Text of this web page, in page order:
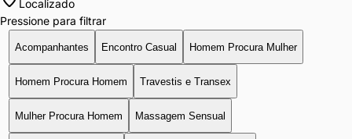
Localizado
Pressione para filtrar
Acompanhantes Encontro Casual Homem Procura Mulher
Homem Procura Homem Travestis e Transex
Mulher Procura Homem Massagem Sensual